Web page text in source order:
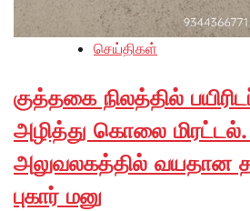
செய்திகள்
குத்தகை நிலத்தில்
அழித்து கொலை
அலுவலகத்தில் வயதான
புகார் மனு